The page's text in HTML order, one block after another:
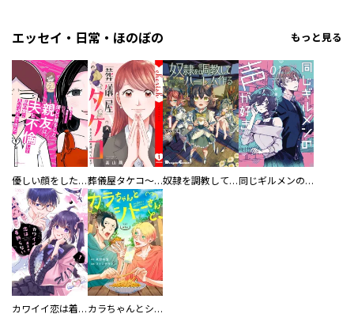
エッセイ・日常・ほのぼの もっと見る
優しい顔をした親友は、夫と不倫して私の家に入り込んできた。 葬儀屋タケコ～あなたの最期、叶えます【電子単行本版】 奴隷を調教してハーレム作る 同じギルメンの声が好き
カワイイ恋は着飾らない カラちゃんとシトーさんと、 【分冊版】